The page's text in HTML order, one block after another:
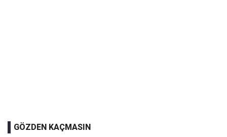
GÖZDEN KAÇMASIN